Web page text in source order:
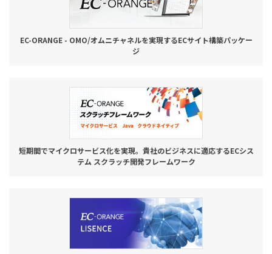
EC-ORANGE - OMO/オムニチャネルを実現するECサイト構築パッケー
ジ
短期間でマイクロサービス化を実現。貴社のビジネスに適応するECシス
テム スクラッチ開発フレームワーク